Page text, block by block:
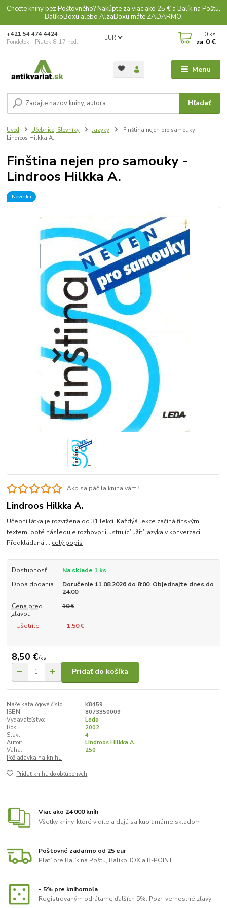
Chcete knihy bez Poštovného? Nakúpte za viac ako 25 € a Balík na Poštu,
BalíkoBoxu alebo AlzaBoxu máte ZADARMO.
Menu
EUR
Hľadať
+421 54 474 4424
Pondelok - Piatok 8-17 hod.
0 ks
za 0 €
Úvod Učebnice, Slovníky Jazyky
Finština nejen pro samouky -
Lindroos Hilkka A.
Finština nejen pro samouky -
Lindroos Hilkka A.
Novinka
Ako sa páčila kniha vám?
Lindroos Hilkka A.
Učební látka je rozvržena do 31 lekcí. Každýá lekce začíná finským
textem, poté následuje rozhovor ilustrující užití jazyka v konverzaci.
Předkládaná ... celý popis
Dostupnosť
Na sklade 1 ks
Doba dodania
Doručenie 11.08.2026 do 8:00. Objednajte dnes do
24:00
Cena pred
zľavou
10 €
Ušetríte 1,50 €
8,50 €/ks
Pridať do košíka
Naše katalógové číslo:
K8459
ISBN:
8073350009
Vydavateľstvo:
Leda
Rok:
2002
Stav:
4
Autor:
Lindroos Hilkka A.
Vaha:
250
Požiadavka na knihu
Pridať knihu do obľúbených
Viac ako 24 000 kníh
Všetky knihy, ktoré vidíte a dajú sa kúpiť máme skladom
Poštovné zadarmo od 25 eur
Platí pre Balík na Poštu, BalíkoBOX a B-POINT
- 5% pre knihomoľa
Registrovaným odrátame ďalších 5%. Pozri vernostné zľavy